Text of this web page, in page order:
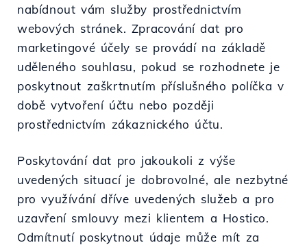
nabídnout vám služby prostřednictvím
webových stránek. Zpracování dat pro
marketingové účely se provádí na základě
uděleného souhlasu, pokud se rozhodnete je
poskytnout zaškrtnutím příslušného políčka v
době vytvoření účtu nebo později
prostřednictvím zákaznického účtu.
Poskytování dat pro jakoukoli z výše
uvedených situací je dobrovolné, ale nezbytné
pro využívání dříve uvedených služeb a pro
uzavření smlouvy mezi klientem a Hostico.
Odmítnutí poskytnout údaje může mít za